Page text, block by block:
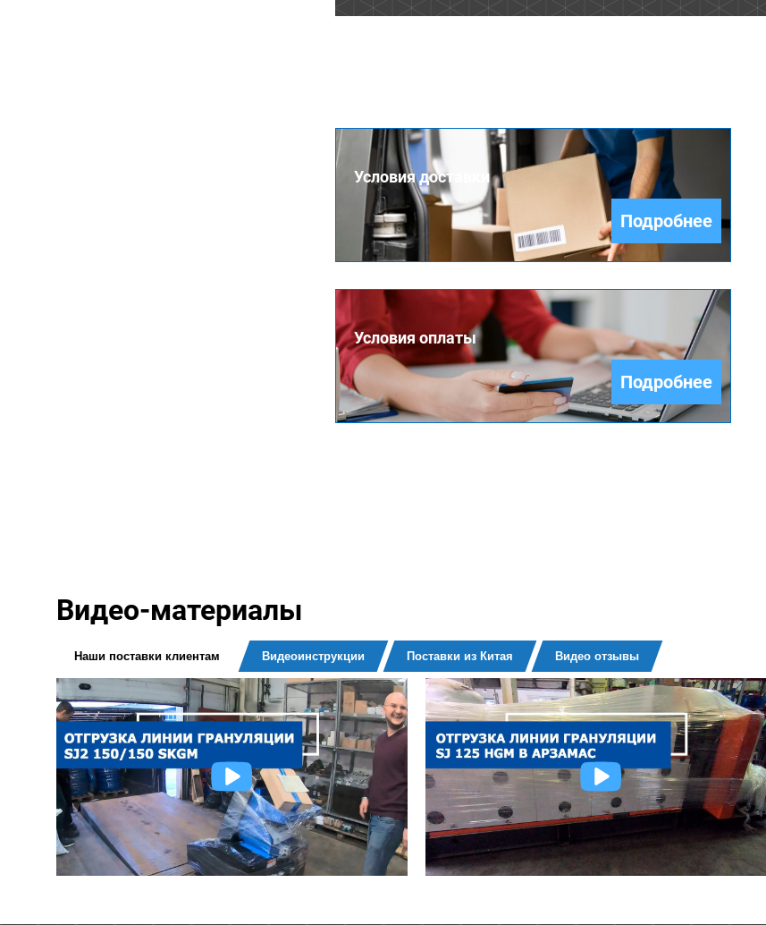
Условия доставки
Подробнее
Условия оплаты
Подробнее
Видео-материалы
Наши поставки клиентам Видеоинструкции Поставки из Китая Видео отзывы